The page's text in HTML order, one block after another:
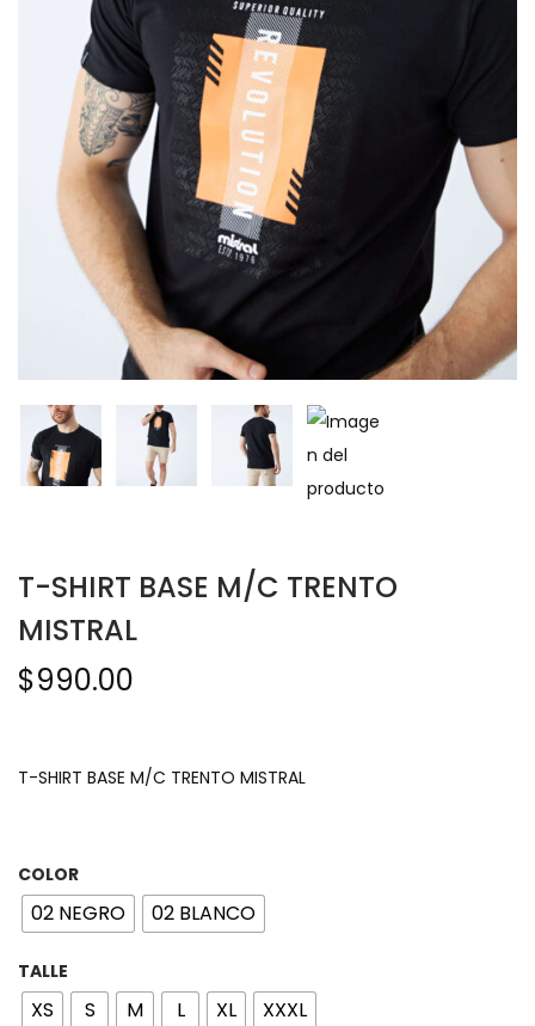
T-SHIRT BASE M/C TRENTO
MISTRAL
$990.00
T-SHIRT BASE M/C TRENTO MISTRAL
COLOR
02 NEGRO 02 BLANCO
TALLE
XS S M L XL XXXL